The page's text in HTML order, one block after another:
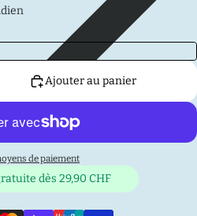
Ajouter au panier
de paiement
dès 29,90 CHF